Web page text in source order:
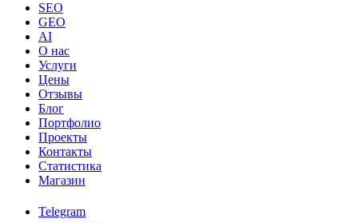
SEO
GEO
AI
О нас
Услуги
Цены
Отзывы
Блог
Портфолио
Проекты
Контакты
Статистика
Магазин
Telegram